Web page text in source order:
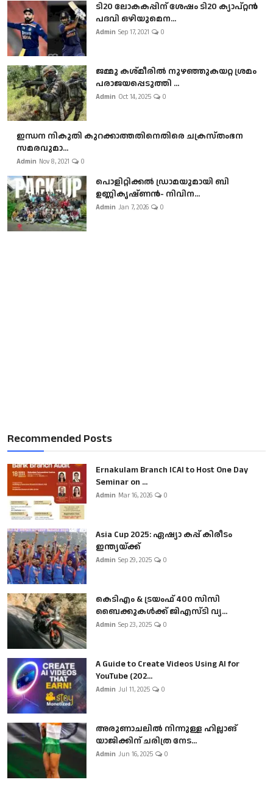
ടി20 ലോകകപ്പിന് ശേഷം ടി20 ക്യാപ്റ്റൻ
പദവി ഒഴിയുമെന...
Admin Sep 17, 2021 0
ജമ്മു കശ്മീരിൽ നുഴഞ്ഞുകയറ്റ ശ്രമം
പരാജയപ്പെടുത്തി ...
Admin Oct 14, 2025 0
ഇന്ധന നികുതി കുറക്കാത്തതിനെതിരെ ചക്രസ്തംഭന
സമരവുമാ...
Admin Nov 8, 2021 0
പൊളിറ്റിക്കല്‍ ഡ്രാമയുമായി ബി
ഉണ്ണികൃഷ്ണന്‍- നിവിന...
Admin Jan 7, 2026 0
Recommended Posts
Ernakulam Branch ICAI to Host One Day
Seminar on ...
Admin Mar 16, 2026 0
Asia Cup 2025: ഏഷ്യാ കപ്പ് കിരീടം
ഇന്ത്യയ്ക്ക്
Admin Sep 29, 2025 0
കെടിഎം & ട്രയംഫ് 400 സിസി
ബൈക്കുകൾക്ക് ജിഎസ്ടി വ്യ...
Admin Sep 23, 2025 0
A Guide to Create Videos Using AI for
YouTube (202...
Admin Jul 11, 2025 0
അരുണാചലിൽ നിന്നുള്ള ഹില്ലാങ്
യാജിക്കിന് ചരിത്ര നേട...
Admin Jun 16, 2025 0